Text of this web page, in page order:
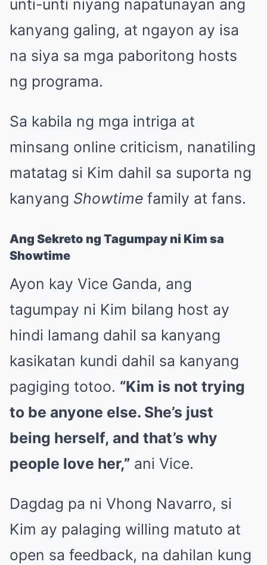
unti-unti niyang napatunayan ang
kanyang galing, at ngayon ay isa
na siya sa mga paboritong hosts
ng programa.
Sa kabila ng mga intriga at
minsang online criticism, nanatiling
matatag si Kim dahil sa suporta ng
kanyang Showtime family at fans.
Ang Sekreto ng Tagumpay ni Kim sa
Showtime
Ayon kay Vice Ganda, ang
tagumpay ni Kim bilang host ay
hindi lamang dahil sa kanyang
kasikatan kundi dahil sa kanyang
pagiging totoo. “Kim is not trying
to be anyone else. She’s just
being herself, and that’s why
people love her,” ani Vice.
Dagdag pa ni Vhong Navarro, si
Kim ay palaging willing matuto at
open sa feedback, na dahilan kung